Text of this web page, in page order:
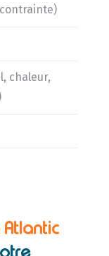
chaleur,